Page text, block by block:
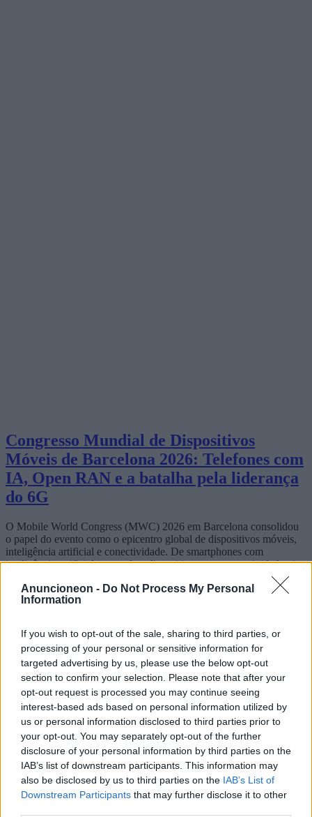
Anuncioneon - Do Not Process My Personal
Information
If you wish to opt-out of the sale, sharing to third parties, or
processing of your personal or sensitive information for
targeted advertising by us, please use the below opt-out
section to confirm your selection. Please note that after your
opt-out request is processed you may continue seeing
interest-based ads based on personal information utilized by
us or personal information disclosed to third parties prior to
your opt-out. You may separately opt-out of the further
disclosure of your personal information by third parties on the
IAB’s list of downstream participants. This information may
also be disclosed by us to third parties on the IAB’s List of
Downstream Participants that may further disclose it to other
Congresso Mundial de Dispositivos
Móveis de Barcelona 2026: Telefones com
IA, Open RAN e a batalha pela liderança
do 6G
O Mobile World Congress (MWC) 2026 em Barcelona consolidou
o papel do evento como o epicentro global de dispositivos móveis,
inteligência artificial e conectividade. De smartphones com
inteligência artificial integrada e dispositivos com conectividade via
satélite a implantações de Open RAN e protótipos iniciais do 6G, o
evento reuniu gigantes das telecomunicações, grandes empresas de
tecnologia, fabricantes de chips e startups. Este artigo analisa as
OPPO, Qualcomm, MediaTek, Intel, Ericsson, Nokia, Cisco, IBM,
Microsoft e outras.
2026-04-13Redazione
Consulte mais informação